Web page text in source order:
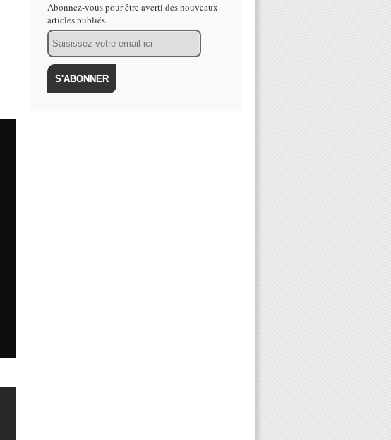
Abonnez-vous pour être averti des nouveaux
articles publiés.
Email